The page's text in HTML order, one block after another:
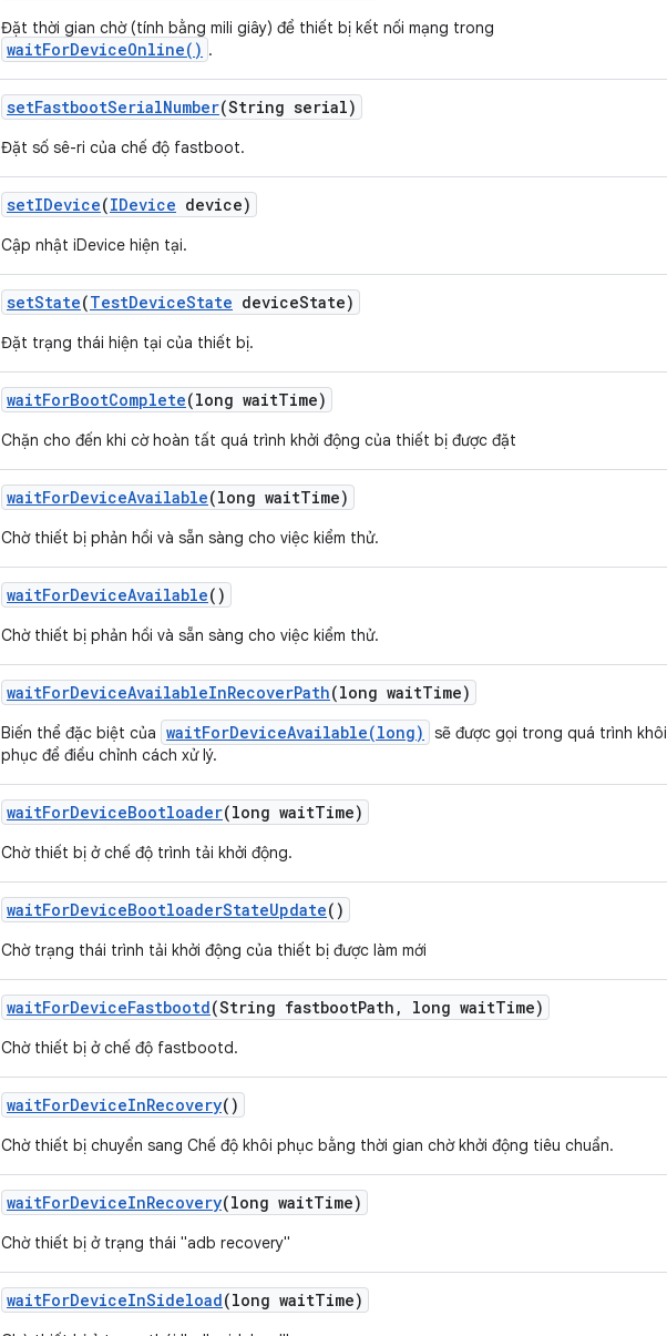
Đặt thời gian chờ (tính bằng mili giây) để thiết bị kết nối mạng trong
waitForDeviceOnline() .
setFastbootSerialNumber(String serial)
Đặt số sê-ri của chế độ fastboot.
setIDevice(IDevice device)
Cập nhật iDevice hiện tại.
setState(TestDeviceState deviceState)
Đặt trạng thái hiện tại của thiết bị.
waitForBootComplete(long waitTime)
Chặn cho đến khi cờ hoàn tất quá trình khởi động của thiết bị được đặt
waitForDeviceAvailable(long waitTime)
Chờ thiết bị phản hồi và sẵn sàng cho việc kiểm thử.
waitForDeviceAvailable()
Chờ thiết bị phản hồi và sẵn sàng cho việc kiểm thử.
waitForDeviceAvailableInRecoverPath(long waitTime)
Biến thể đặc biệt của waitForDeviceAvailable(long)
sẽ được gọi trong quá trình khôi
phục để điều chỉnh cách xử lý.
waitForDeviceBootloader(long waitTime)
Chờ thiết bị ở chế độ trình tải khởi động.
waitForDeviceBootloaderStateUpdate()
Chờ trạng thái trình tải khởi động của thiết bị được làm mới
waitForDeviceFastbootd(String fastbootPath , long waitTime)
Chờ thiết bị ở chế độ fastbootd.
waitForDeviceInRecovery()
Chờ thiết bị chuyển sang Chế độ khôi phục bằng thời gian chờ khởi động tiêu chuẩn.
waitForDeviceInRecovery(long waitTime)
Chờ thiết bị ở trạng thái "adb recovery"
waitForDeviceInSideload(long waitTime)